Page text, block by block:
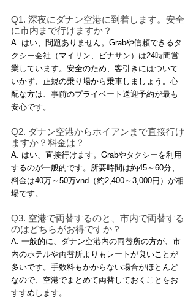
Q1. 深夜にダナン空港に到着します。安全
に市内まで行けますか？
A. はい、問題ありません。Grabや信頼できるタ
クシー会社（マイリン、ビナサン）は24時間営
業しています。安全のため、客引きにはついて
いかず、正規の乗り場から乗車しましょう。心
配な方は、事前のプライベート送迎予約が最も
安心です。
Q2. ダナン空港からホイアンまで直接行け
ますか？料金は？
A. はい、直接行けます。Grabやタクシーを利用
するのが一般的です。所要時間は約45～60分、
料金は40万～50万vnd（約2,400～3,000円）が相
場です。
Q3. 空港で両替するのと、市内で両替する
のはどちらがお得ですか？
A. 一般的に、ダナン空港内の両替所の方が、市
内のホテルや両替所よりもレートが良いことが
多いです。手数料もかからない場合がほとんど
なので、空港でまとめて両替しておくことをお
すすめします。